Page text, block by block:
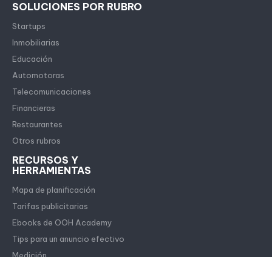
SOLUCIONES POR RUBRO
Startups
Inmobiliarias
Educación
Automotoras
Telecomunicaciones
Financieras
Restaurantes
Otros rubros
RECURSOS Y
HERRAMIENTAS
Mapa de planificación
Tarifas publicitarias
Ebooks de OOH Academy
Tips para un anuncio efectivo